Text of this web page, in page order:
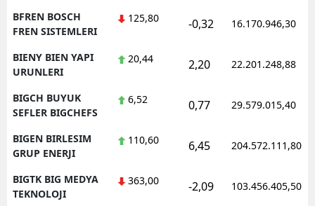
BFREN BOSCH
FREN SISTEMLERI
125,80 -0,32 16.170.946,30
BIENY BIEN YAPI
URUNLERI
20,44 2,20 22.201.248,88
BIGCH BUYUK
SEFLER BIGCHEFS
6,52 0,77 29.579.015,40
BIGEN BIRLESIM
GRUP ENERJI
110,60 6,45 204.572.111,80
BIGTK BIG MEDYA
TEKNOLOJI
363,00 -2,09 103.456.405,50